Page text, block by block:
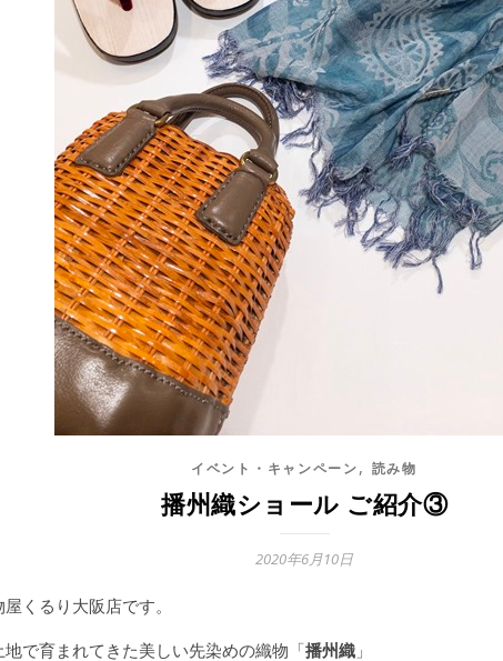
イベント・キャンペーン, 読み物
播州織ショール ご紹介③
2020年6月10日
くるり大阪店です。
で育まれてきた美しい先染めの織物「播州織 」